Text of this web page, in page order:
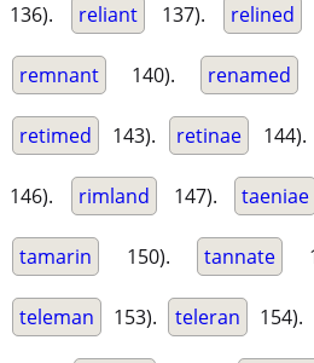
136). reliant 137). relined
remnant 140). renamed
retimed 143). retinae 144).
146). rimland 147). taeniae
tamarin 150). tannate
teleman 153). teleran 154).